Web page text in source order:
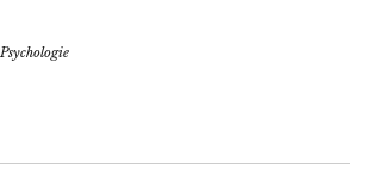
Psychologie